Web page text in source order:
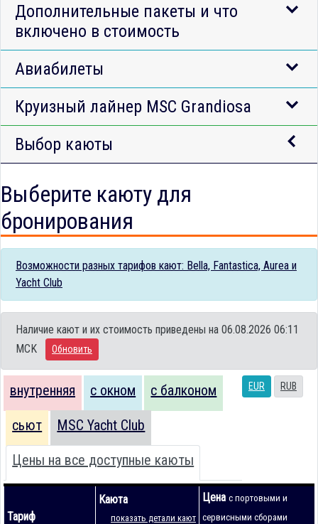
Дополнительные пакеты и что
включено в стоимость
Авиабилеты
Круизный лайнер MSC Grandiosa
Выбор каюты
Выберите каюту для
бронирования
Возможности разных тарифов кают: Bella, Fantastica, Aurea и
Yacht Club
Наличие кают и их стоимость приведены на 06.08.2026 06:11
MCK
Обновить
EUR RUB
внутренняя с окном с балконом
сьют MSC Yacht Club
Цены на все доступные каюты
Тариф
Каюта
показать детали кают
Цена с портовыми и
сервисными сборами